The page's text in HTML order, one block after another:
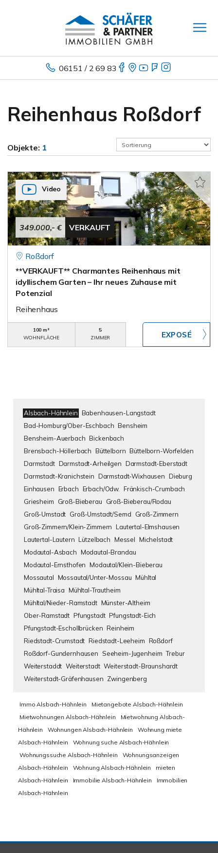
06151 / 2 69 83
Reihenhaus Roßdorf
Objekte: 1
349.000,- € VERKAUFT
Video
Roßdorf
**VERKAUFT** Charmantes Reihenhaus mit
idyllischem Garten – Ihr neues Zuhause mit
Potenzial
Reihenhaus
100 m²
WOHNFLÄCHE
5
ZIMMER
Alsbach-Hähnlein Babenhausen-Langstadt
Bad-Homburg/Ober-Eschbach Bensheim
Bensheim-Auerbach Bickenbach
Brensbach-Höllerbach Büttelborn Büttelborn-Worfelden
Darmstadt Darmstadt-Arheilgen Darmstadt-Eberstadt
Darmstadt-Kranichstein Darmstadt-Wixhausen Dieburg
Einhausen Erbach Erbach/Odw.
Fränkisch-Crumbach
Griesheim
Groß-Bieberau
Groß-Bieberau/Rodau
Groß-Umstadt Groß-Umstadt/Semd
Groß-Zimmern
Groß-Zimmern/Klein-Zimmern Lautertal-Elmshausen
Lautertal-Lautern Lützelbach Messel Michelstadt
Modautal-Asbach Modautal-Brandau
Modautal-Ernsthofen Modautal/Klein-Bieberau
Mossautal Mossautal/Unter-Mossau Mühltal
Mühltal-Traisa Mühltal-Trautheim
Mühltal/Nieder-Ramstadt Münster-Altheim
Ober-Ramstadt Pfungstadt Pfungstadt-Eich
Pfungstadt-Eschollbrücken Reinheim
Riedstadt-Crumstadt Riedstadt-Leeheim Roßdorf
Roßdorf-Gundernhausen Seeheim-Jugenheim Trebur
Weiterstaddt Weiterstadt Weiterstadt-Braunshardt
Weiterstadt-Gräfenhausen Zwingenberg
Immo Alsbach-Hähnlein
Mietangebote Alsbach-Hähnlein
Mietwohnungen Alsbach-Hähnlein
Mietwohnung Alsbach-
Hähnlein
Wohnungen Alsbach-Hähnlein
Wohnung miete
Alsbach-Hähnlein
Wohnung suche Alsbach-Hähnlein
Wohnungssuche Alsbach-Hähnlein
Wohnungsanzeigen
Alsbach-Hähnlein
Wohnung Alsbach-Hähnlein
mieten
Alsbach-Hähnlein
Immobilie Alsbach-Hähnlein
Immobilien
Alsbach-Hähnlein